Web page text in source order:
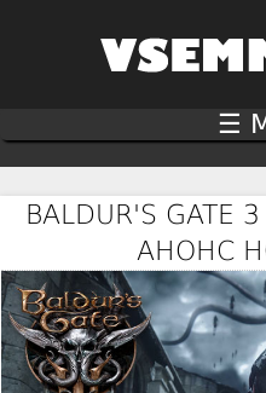
BALDUR'S
АНОНС
☰